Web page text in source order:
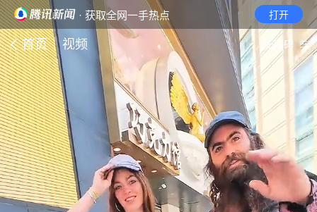
· 获取全网一手热点 打开
首页 视频 无障碍